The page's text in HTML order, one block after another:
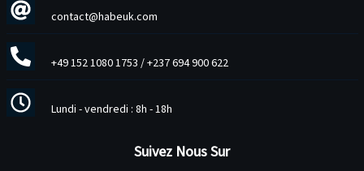
contact@habeuk.com
+49 152 1080 1753 /+237 694 900 622
Lundi - vendredi : 8h - 18h
Suivez Nous Sur